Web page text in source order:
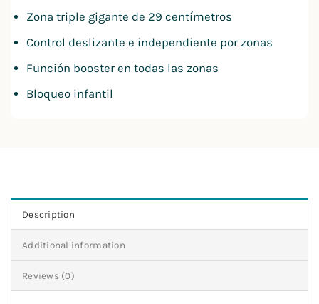
Zona triple gigante de 29 centímetros
Control deslizante e independiente por zonas
Función booster en todas las zonas
Bloqueo infantil
Description
Additional information
Reviews (0)